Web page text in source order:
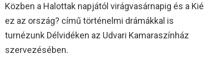
Közben a Halottak napjától virágvasárnapig és a Kié
ez az ország? című történelmi drámákkal is
turnézunk Délvidéken az Udvari Kamaraszínház
szervezésében.